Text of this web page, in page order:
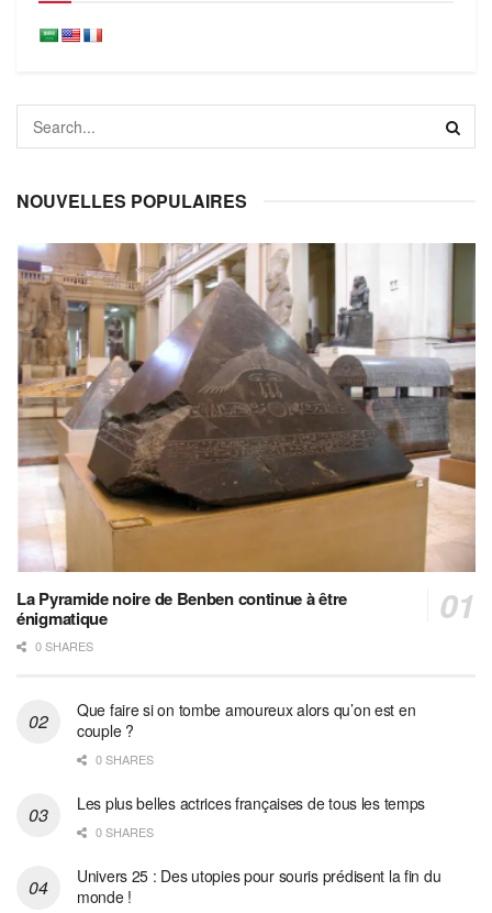
NOUVELLES POPULAIRES
La Pyramide noire de Benben continue à être
énigmatique
0 SHARES
Que faire si on tombe amoureux alors qu’on est en
couple ?
0 SHARES
Les plus belles actrices françaises de tous les temps
0 SHARES
Univers 25 : Des utopies pour souris prédisent la fin du
monde !